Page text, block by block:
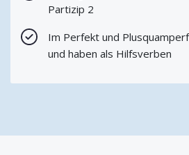
Partizip 2
Im Perfekt und
und haben als Hilfsverben